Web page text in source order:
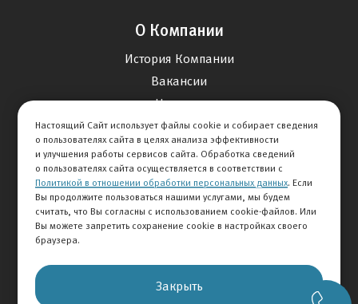
© 2026 АВТОМИР
О Компании
История Компании
Вакансии
Новости
Карта сайта
Контакты
+7 495 292-60-60
Настоящий Сайт использует файлы cookie и собирает сведения
о пользователях сайта в целях анализа эффективности
и улучшения работы сервисов сайта. Обработка сведений
о пользователях сайта осуществляется в соответствии с
Политикой в отношении обработки персональных данных. Если
Вы продолжите пользоваться нашими услугами, мы будем
считать, что Вы согласны с использованием cookie-файлов. Или
Вы можете запретить сохранение cookie в настройках своего
браузера.
Закрыть